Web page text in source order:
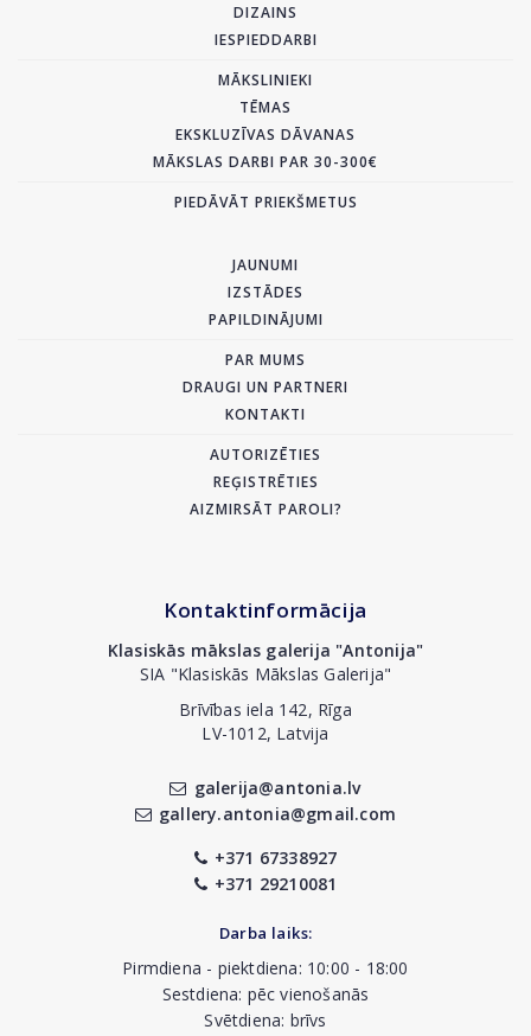
DIZAINS
IESPIEDDARBI
MĀKSLINIEKI
TĒMAS
EKSKLUZĪVAS DĀVANAS
MĀKSLAS DARBI PAR 30-300€
PIEDĀVĀT PRIEKŠMETUS
JAUNUMI
IZSTĀDES
PAPILDINĀJUMI
PAR MUMS
DRAUGI UN PARTNERI
KONTAKTI
AUTORIZĒTIES
REĢISTRĒTIES
AIZMIRSĀT PAROLI?
Kontaktinformācija
Klasiskās mākslas galerija "Antonija"
SIA "Klasiskās Mākslas Galerija"
Brīvības iela 142, Rīga
LV-1012, Latvija
galerija@antonia.lv
gallery.antonia@gmail.com
+371 67338927
+371 29210081
Darba laiks:
Pirmdiena - piektdiena: 10:00 - 18:00
Sestdiena: pēc vienošanās
Svētdiena: brīvs